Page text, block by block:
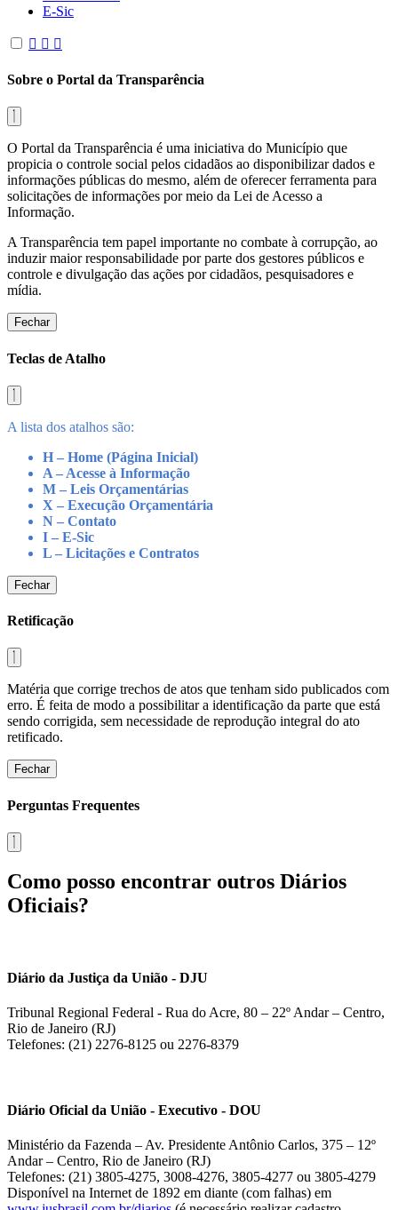
E-Sic
Sobre o Portal da Transparência
O Portal da Transparência é uma iniciativa do Município que
propicia o controle social pelos cidadãos ao disponibilizar dados e
informações públicas do mesmo, além de oferecer ferramenta para
solicitações de informações por meio da Lei de Acesso a
Informação.
A Transparência tem papel importante no combate à corrupção, ao
induzir maior responsabilidade por parte dos gestores públicos e
controle e divulgação das ações por cidadãos, pesquisadores e
mídia.
Fechar
Teclas de Atalho
A lista dos atalhos são:
H – Home (Página Inicial)
A – Acesse à Informação
M – Leis Orçamentárias
X – Execução Orçamentária
N – Contato
I – E-Sic
L – Licitações e Contratos
Fechar
Retificação
Matéria que corrige trechos de atos que tenham sido publicados com
erro. É feita de modo a possibilitar a identificação da parte que está
sendo corrigida, sem necessidade de reprodução integral do ato
retificado.
Fechar
Perguntas Frequentes
Como posso encontrar outros Diários
Oficiais?
Diário da Justiça da União - DJU
Tribunal Regional Federal - Rua do Acre, 80 – 22º Andar – Centro,
Rio de Janeiro (RJ)
Telefones: (21) 2276-8125 ou 2276-8379
Diário Oficial da União - Executivo - DOU
Ministério da Fazenda – Av. Presidente Antônio Carlos, 375 – 12º
Andar – Centro, Rio de Janeiro (RJ)
Telefones: (21) 3805-4275, 3008-4276, 3805-4277 ou 3805-4279
Disponível na Internet de 1892 em diante (com falhas) em